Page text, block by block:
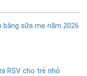
sữa mẹ năm 2026
RSV cho trẻ nhỏ